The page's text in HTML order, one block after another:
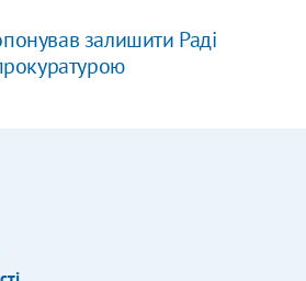
залишити Раді